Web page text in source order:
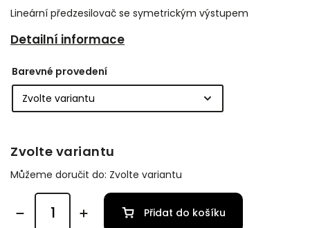
Lineární předzesilovač se symetrickým výstupem
Detailní informace
Barevné provedení
Zvolte variantu
Můžeme doručit do: Zvolte variantu
Přidat do košíku